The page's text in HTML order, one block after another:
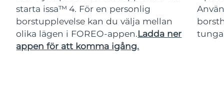
starta issa™ 4. För en personlig
borstupplevelse kan du välja mellan
olika lägen i FOREO-appen.Ladda ner
appen för att komma igång.